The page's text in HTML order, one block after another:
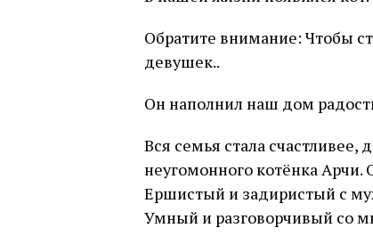
Обратите внимание: Чтобы
девушек..
Он наполнил наш дом
Вся семья стала счастливее,
неугомонного котёнка Арчи.
Ершистый и задиристый с
Умный и разговорчивый со